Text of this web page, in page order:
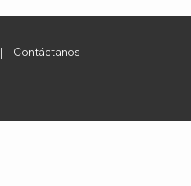
Contáctanos